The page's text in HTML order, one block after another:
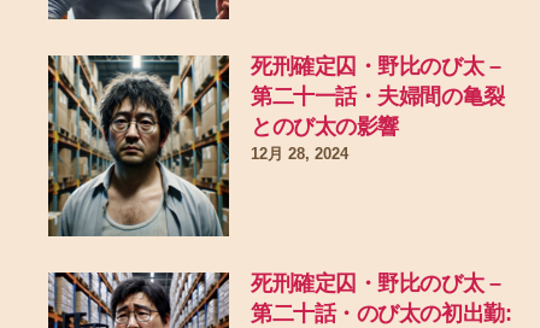
死刑確定囚・野比のび太 –
第二十一話・夫婦間の亀裂
とのび太の影響
12月 28, 2024
死刑確定囚・野比のび太 –
第二十話・のび太の初出勤: